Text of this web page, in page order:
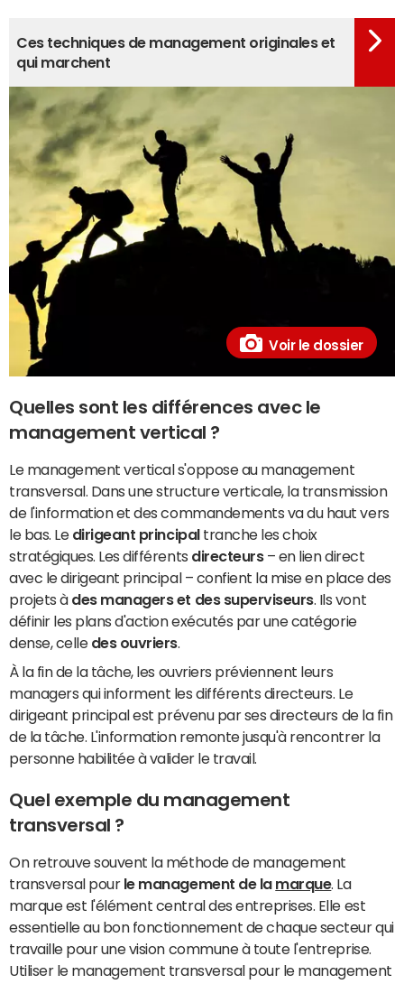
Voir le dossier
Ces techniques de management originales et
qui marchent
Quelles sont les différences avec le
management vertical ?
Le management vertical s'oppose au management
transversal. Dans une structure verticale, la transmission
de l'information et des commandements va du haut vers
le bas. Le dirigeant principal tranche les choix
stratégiques. Les différents directeurs– en lien direct
avec le dirigeant principal – confient la mise en place des
projets à des managers et des superviseurs. Ils vont
définir les plans d'action exécutés par une catégorie
dense, celle des ouvriers.
À la fin de la tâche, les ouvriers préviennent leurs
managers qui informent les différents directeurs. Le
dirigeant principal est prévenu par ses directeurs de la fin
de la tâche. L'information remonte jusqu'à rencontrer la
personne habilitée à valider le travail.
Quel exemple du management
transversal ?
On retrouve souvent la méthode de management
transversal pour le management de la marque. La
marque est l'élément central des entreprises. Elle est
essentielle au bon fonctionnement de chaque secteur qui
travaille pour une vision commune à toute l'entreprise.
Utiliser le management transversal pour le management